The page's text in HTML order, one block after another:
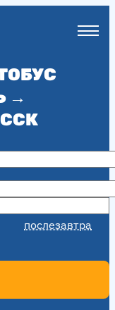
→
послезавтра